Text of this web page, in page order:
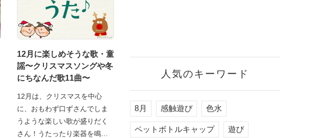
12月に楽しめそうな歌・童
謡〜クリスマスソングや冬
にちなんだ歌11曲〜
12月は、クリスマスを中心
に、おもわず口ずさんでしま
うような楽しい歌が盛りだく
さん！うたったり楽器を鳴ら
人気のキーワード
8月 感触遊び 色水
ペットボトルキャップ 遊び